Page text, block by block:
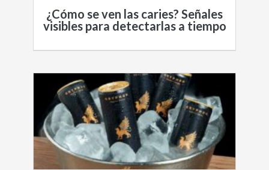
¿Cómo se ven las caries? Señales
visibles para detectarlas a tiempo